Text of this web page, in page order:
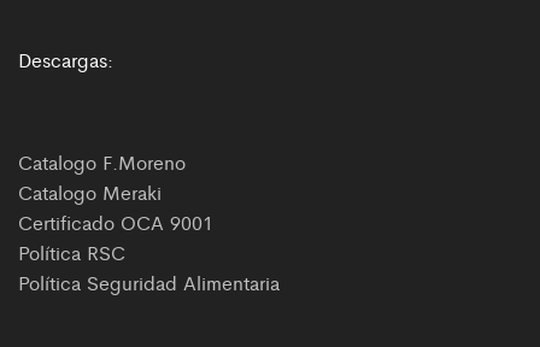
Descargas:
Catalogo F.Moreno
Catalogo Meraki
Certificado OCA 9001
Política RSC
Política Seguridad Alimentaria